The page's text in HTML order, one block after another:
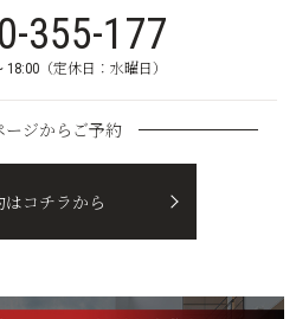
355-177
（定休日：水曜日）
ージからご予約
はコチラから